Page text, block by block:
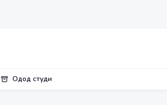
Одод студи